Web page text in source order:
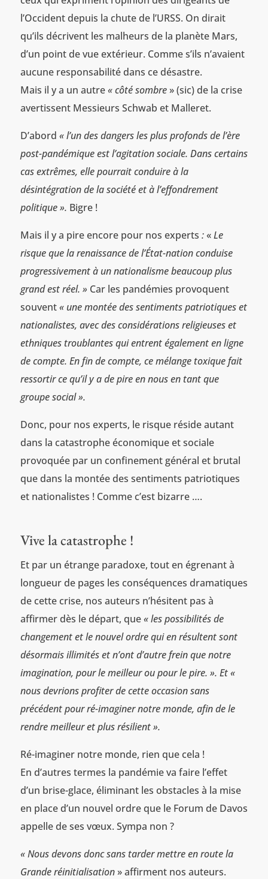
l’Occident depuis la chute de l’URSS. On dirait
qu’ils décrivent les malheurs de la planète Mars,
d’un point de vue extérieur. Comme s’ils n’avaient
aucune responsabilité dans ce désastre.
Mais il y a un autre« côté sombre» (sic) de la crise
avertissent Messieurs Schwab et Malleret.
D’abord «l’un des dangers les plus profonds de l’ère
post-pandémique est l’agitation sociale. Dans certains
cas extrêmes, elle pourrait conduire à la
désintégration de la société et à l’effondrement
politique ». Bigre !
Mais il y a pire encore pour nos experts :«Le
risque que la renaissance de l’État-nation conduise
progressivement à un nationalisme beaucoup plus
grand est réel. » Car les pandémies provoquent
souvent« une montée des sentiments patriotiques et
nationalistes, avec des considérations religieuses et
ethniques troublantes qui entrent également en ligne
de compte. En fin de compte, ce mélange toxique fait
ressortir ce qu’il y a de pire en nous en tant que
groupe social ».
Donc, pour nos experts, le risque réside autant
dans la catastrophe économique et sociale
provoquée par un confinement général et brutal
que dans la montée des sentiments patriotiques
et nationalistes ! Comme c’est bizarre ….
Vive la catastrophe !
Et par un étrange paradoxe, tout en égrenant à
longueur de pages les conséquences dramatiques
de cette crise, nos auteurs n’hésitent pas à
affirmer dès le départ, que« les possibilités de
changement et le nouvel ordre qui en résultent sont
désormais illimités et n’ont d’autre frein que notre
imagination, pour le meilleur ou pour le pire. ». Et «
nous devrions profiter de cette occasion sans
précédent pour ré-imaginer notre monde, afin de le
rendre meilleur et plus résilient ».
Ré-imaginer notre monde, rien que cela !
En d’autres termes la pandémie va faire l’effet
d’un brise-glace, éliminant les obstacles à la mise
en place d’un nouvel ordre que le Forum de Davos
appelle de ses vœux. Sympa non ?
« Nous devons donc sans tarder mettre en route la
Grande réinitialisation» affirment nos auteurs.